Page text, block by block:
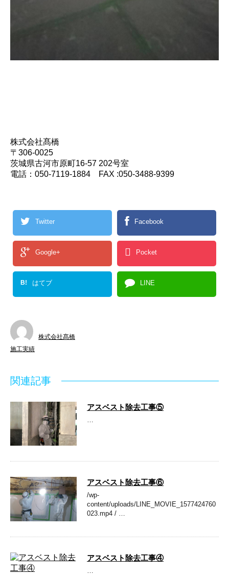
株式会社髙橋
〒306-0025
茨城県古河市原町16-57 202号室
電話：050-7119-1884 FAX :050-3488-9399
Twitter Facebook
Google+ Pocket
B! はてブ LINE
株式会社髙橋
施工実績
関連記事
アスベスト除去工事⑤
アスベスト除去工事⑥
/wp-
content/uploads/LINE_MOVIE_1577424760
023.mp4 / …
アスベスト除去工事④